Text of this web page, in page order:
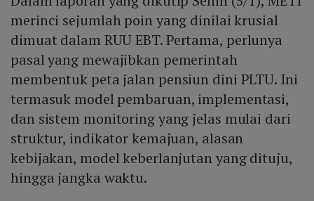
merinci sejumlah poin yang dinilai krusial
dimuat dalam RUU EBT. Pertama, perlunya
pasal yang mewajibkan pemerintah
membentuk peta jalan pensiun dini PLTU. Ini
termasuk model pembaruan, implementasi,
dan sistem monitoring yang jelas mulai dari
struktur, indikator kemajuan, alasan
kebijakan, model keberlanjutan yang dituju,
hingga jangka waktu.